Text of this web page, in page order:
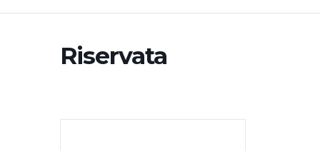
Riservata